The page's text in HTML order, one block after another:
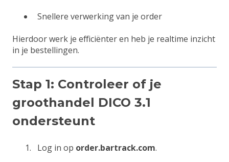
Snellere verwerking van je order
Hierdoor werk je efficiënter en heb je realtime inzicht
in je bestellingen.
Stap 1: Controleer of je
groothandel DICO 3.1
ondersteunt
Log in op order.bartrack.com.